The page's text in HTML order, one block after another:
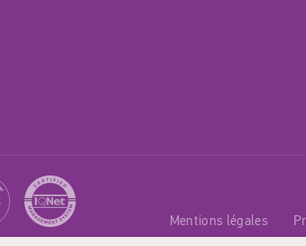
Mentions légales